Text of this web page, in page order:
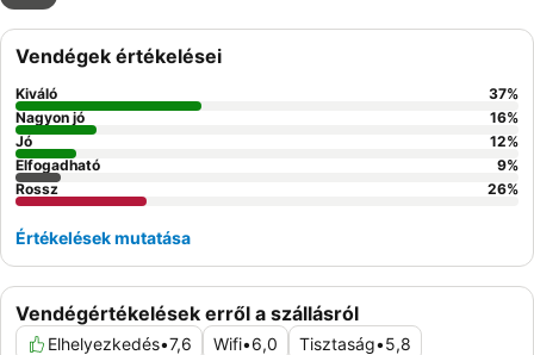
Vendégértékelések erről a szállásról
Elhelyezkedés•7,6 Wifi•6,0 Tisztaság•5,8
Vendégek értékelései
Kiváló 37%
Nagyon jó
16%
Jó
12%
Elfogadható
9%
Rossz
26%
Értékelések mutatása